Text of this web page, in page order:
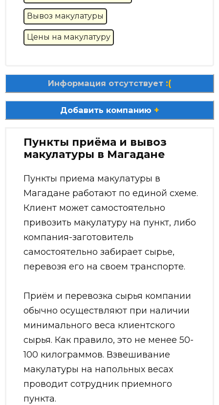
Вывоз макулатуры
Цены на макулатуру
Информация отсутствует :(
Добавить компанию +
Пункты приёма и вывоз
макулатуры в Магадане
Пункты приема макулатуры в
Магадане работают по единой схеме.
Клиент может самостоятельно
привозить макулатуру на пункт, либо
компания-заготовитель
самостоятельно забирает сырье,
перевозя его на своем транспорте.
Приём и перевозка сырья компании
обычно осуществляют при наличии
минимального веса клиентского
сырья. Как правило, это не менее 50-
100 килограммов. Взвешивание
макулатуры на напольных весах
проводит сотрудник приемного
пункта.